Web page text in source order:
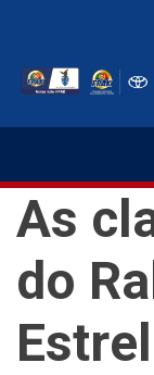
conteúdo
As
do